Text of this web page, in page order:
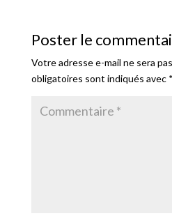
Poster le
Votre adresse e-mail ne sera
obligatoires sont indiqués avec *